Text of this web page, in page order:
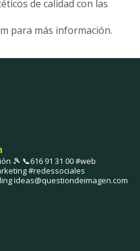
de calidad con las
para más información.
🎾 📞616 91 31 00#web
#redessociales
ideas@questiondeimagen.com